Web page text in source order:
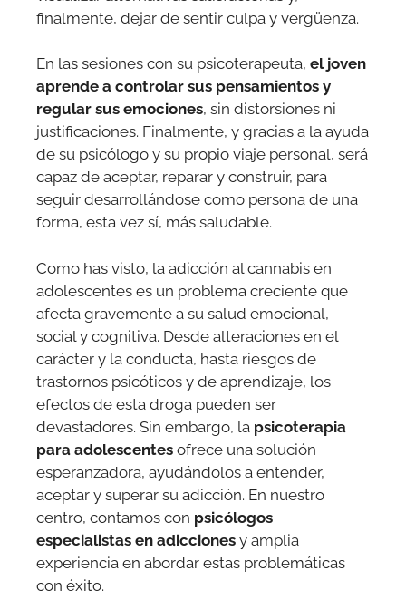
finalmente, dejar de sentir culpa y vergüenza.
En las sesiones con su psicoterapeuta, el joven
aprende a controlar sus pensamientos y
regular sus emociones, sin distorsiones ni
justificaciones. Finalmente, y gracias a la ayuda
de su psicólogo y su propio viaje personal, será
capaz de aceptar, reparar y construir, para
seguir desarrollándose como persona de una
forma, esta vez sí, más saludable.
Como has visto, la adicción al cannabis en
adolescentes es un problema creciente que
afecta gravemente a su salud emocional,
social y cognitiva. Desde alteraciones en el
carácter y la conducta, hasta riesgos de
trastornos psicóticos y de aprendizaje, los
efectos de esta droga pueden ser
devastadores. Sin embargo, la psicoterapia
para adolescentes ofrece una solución
esperanzadora, ayudándolos a entender,
aceptar y superar su adicción. En nuestro
centro, contamos con psicólogos
especialistas en adicciones y amplia
experiencia en abordar estas problemáticas
con éxito.